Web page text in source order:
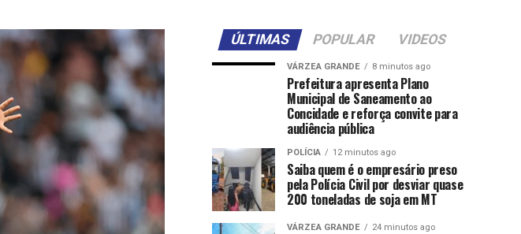
ÚLTIMAS POPULAR VIDEOS
VÁRZEA GRANDE 8 minutos ago
Prefeitura apresenta Plano
Municipal de Saneamento ao
Concidade e reforça convite para
audiência pública
POLÍCIA 12 minutos ago
Saiba quem é o empresário preso
pela Polícia Civil por desviar quase
200 toneladas de soja em MT
VÁRZEA GRANDE 24 minutos ago